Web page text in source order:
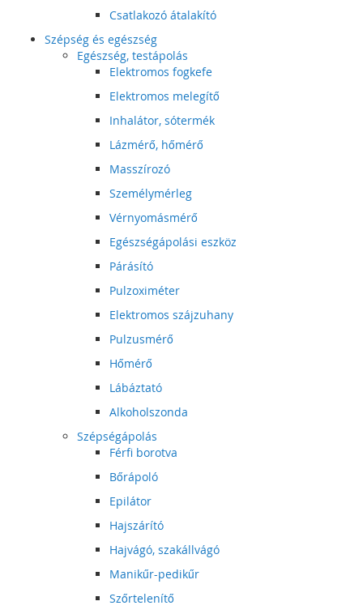
Csatlakozó átalakító
Szépség és egészség
Egészség, testápolás
Elektromos fogkefe
Elektromos melegítő
Inhalátor, sótermék
Lázmérő, hőmérő
Masszírozó
Személymérleg
Vérnyomásmérő
Egészségápolási eszköz
Párásító
Pulzoximéter
Elektromos szájzuhany
Pulzusmérő
Hőmérő
Lábáztató
Alkoholszonda
Szépségápolás
Férfi borotva
Bőrápoló
Epilátor
Hajszárító
Hajvágó, szakállvágó
Manikűr-pedikűr
Szőrtelenítő